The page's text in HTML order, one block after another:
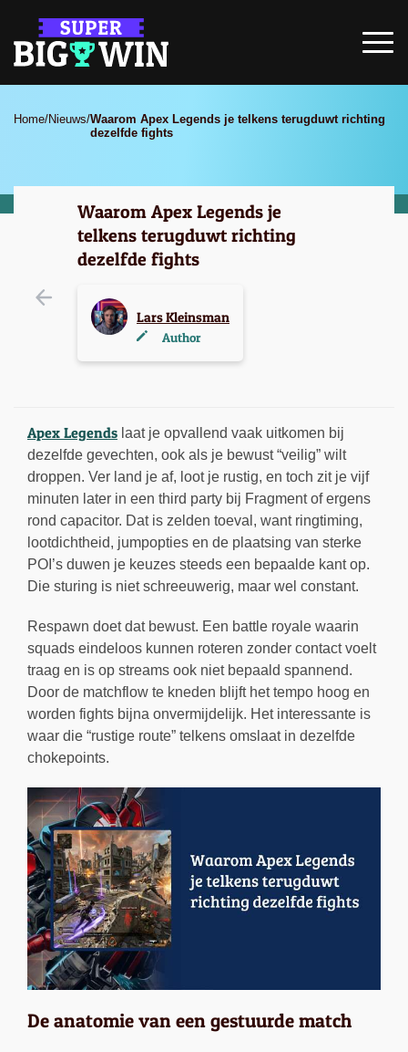
Home/Nieuws/Waarom Apex Legends je telkens terugduwt richting
dezelfde fights
Waarom Apex Legends je
telkens terugduwt richting
dezelfde fights
Lars Kleinsman
Author
Apex Legends laat je opvallend vaak uitkomen bij
dezelfde gevechten, ook als je bewust “veilig” wilt
droppen. Ver land je af, loot je rustig, en toch zit je vijf
minuten later in een third party bij Fragment of ergens
rond capacitor. Dat is zelden toeval, want ringtiming,
lootdichtheid, jumpopties en de plaatsing van sterke
POI’s duwen je keuzes steeds een bepaalde kant op.
Die sturing is niet schreeuwerig, maar wel constant.
Respawn doet dat bewust. Een battle royale waarin
squads eindeloos kunnen roteren zonder contact voelt
traag en is op streams ook niet bepaald spannend.
Door de matchflow te kneden blijft het tempo hoog en
worden fights bijna onvermijdelijk. Het interessante is
waar die “rustige route” telkens omslaat in dezelfde
chokepoints.
De anatomie van een gestuurde match